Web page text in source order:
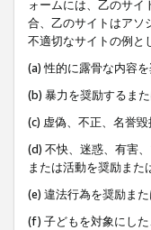
ォームには、乙のサ
合、乙のサイトはアソ
不適切なサイトの例と
(a) 性的に露骨な内容
(b) 暴力を奨励するま
(c) 虚偽、不正、名誉
(d) 不快、迷惑、有害
または活動を奨励また
(e) 違法行為を奨励ま
(f) 子どもを対象にし